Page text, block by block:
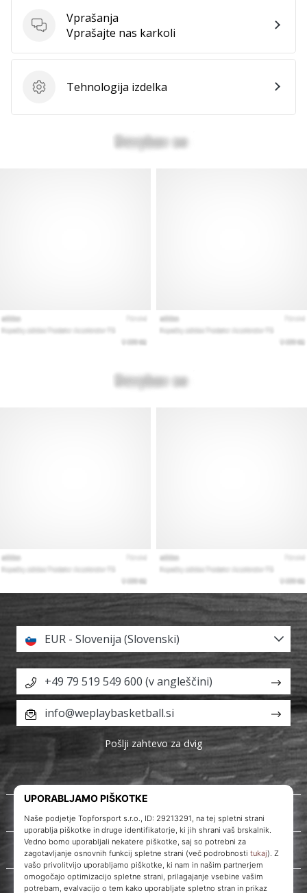
Vprašanja
Vprašanja
Vprašajte nas karkoli
Tehnologija izdelka
Tehnologija izdelka
O nas
Storitve za stranke
EUR - Slovenija (Slovenski)
+49 79 519 549 600 (v angleščini)
info@weplaybasketball.si
Pošlji zahtevo za dvig